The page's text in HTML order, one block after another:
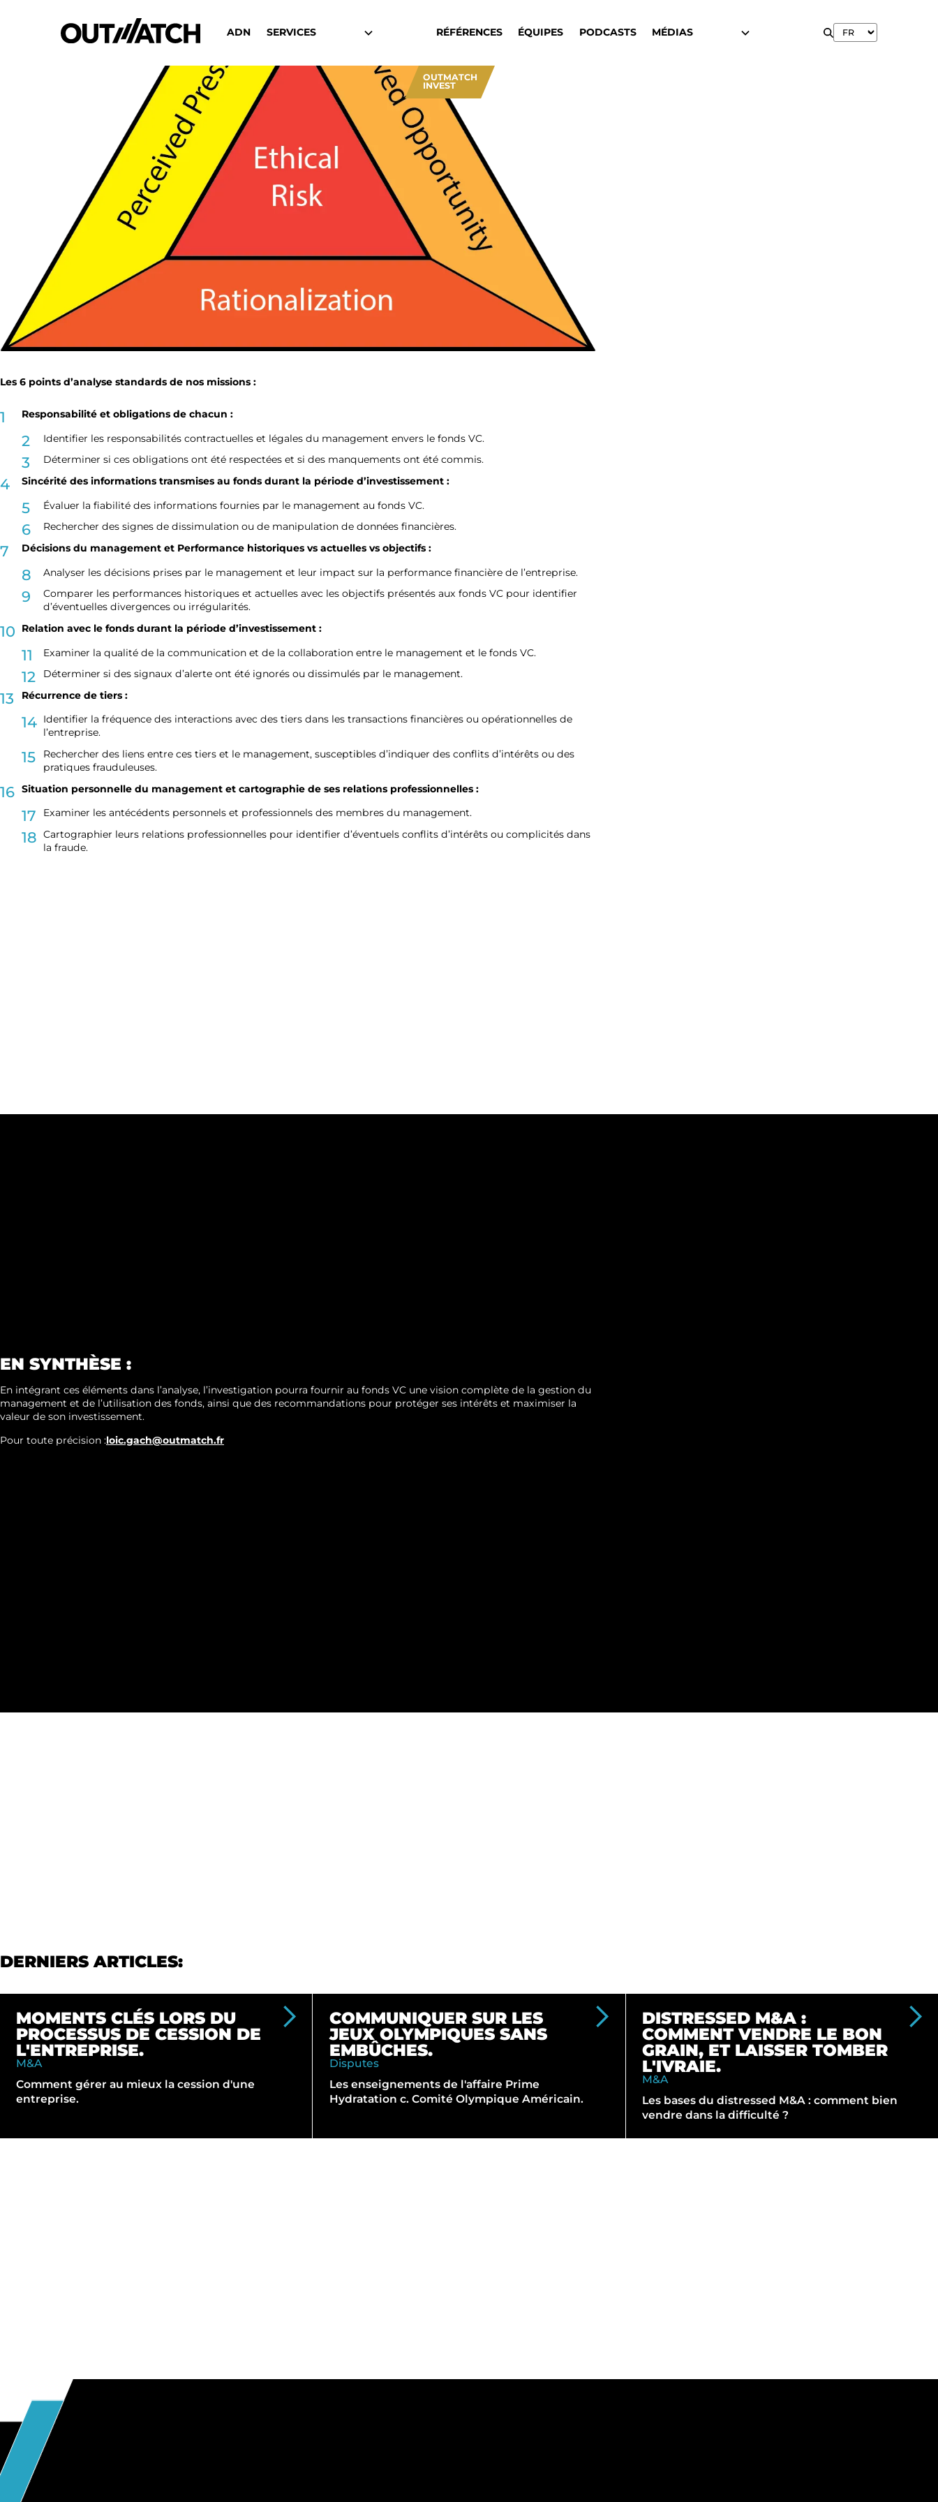
ADN SERVICES RÉFÉRENCES ÉQUIPES PODCASTS MÉDIAS
OUTMATCH
INVEST
Les 6 points d’analyse standards de nos missions :
Responsabilité et obligations de chacun :
Identifier les responsabilités contractuelles et légales du management envers le fonds VC.
Déterminer si ces obligations ont été respectées et si des manquements ont été commis.
Sincérité des informations transmises au fonds durant la période d’investissement :
Évaluer la fiabilité des informations fournies par le management au fonds VC.
Rechercher des signes de dissimulation ou de manipulation de données financières.
Décisions du management et Performance historiques vs actuelles vs objectifs :
Analyser les décisions prises par le management et leur impact sur la performance financière de l’entreprise.
Comparer les performances historiques et actuelles avec les objectifs présentés aux fonds VC pour identifier
d’éventuelles divergences ou irrégularités.
Relation avec le fonds durant la période d’investissement :
Examiner la qualité de la communication et de la collaboration entre le management et le fonds VC.
Déterminer si des signaux d’alerte ont été ignorés ou dissimulés par le management.
Récurrence de tiers :
Identifier la fréquence des interactions avec des tiers dans les transactions financières ou opérationnelles de
l’entreprise.
Rechercher des liens entre ces tiers et le management, susceptibles d’indiquer des conflits d’intérêts ou des
pratiques frauduleuses.
Situation personnelle du management et cartographie de ses relations professionnelles :
Examiner les antécédents personnels et professionnels des membres du management.
Cartographier leurs relations professionnelles pour identifier d’éventuels conflits d’intérêts ou complicités dans
la fraude.
EN SYNTHÈSE :
En intégrant ces éléments dans l’analyse, l’investigation pourra fournir au fonds VC une vision complète de la gestion du
management et de l’utilisation des fonds, ainsi que des recommandations pour protéger ses intérêts et maximiser la
valeur de son investissement.
Pour toute précision :loic.gach@outmatch.fr
DERNIERS ARTICLES:
MOMENTS CLÉS LORS DU
PROCESSUS DE CESSION DE
L'ENTREPRISE.
M&A
Comment gérer au mieux la cession d'une
entreprise.
COMMUNIQUER SUR LES
JEUX OLYMPIQUES SANS
EMBÛCHES.
Disputes
Les enseignements de l'affaire Prime
Hydratation c. Comité Olympique Américain.
DISTRESSED M&A :
COMMENT VENDRE LE BON
GRAIN, ET LAISSER TOMBER
L'IVRAIE.
M&A
Les bases du distressed M&A : comment bien
vendre dans la difficulté ?